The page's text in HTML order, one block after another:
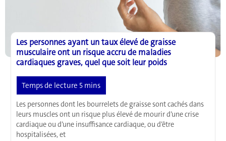
Les personnes ayant un taux élevé de graisse
musculaire ont un risque accru de maladies
cardiaques graves, quel que soit leur poids
Les personnes dont les bourrelets de graisse sont cachés dans
leurs muscles ont un risque plus élevé de mourir d’une crise
cardiaque ou d’une insuffisance cardiaque, ou d’être
hospitalisées, et